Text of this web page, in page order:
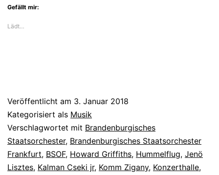
mit
Gypsy-
Gefällt mir:
Lädt…
Veröffentlicht am 3. Januar 2018
Kategorisiert als Musik
Verschlagwortet mit Brandenburgisches
Staatsorchester, Brandenburgisches Staatsorchester
Frankfurt, BSOF, Howard Griffiths, Hummelflug, Jenö
Lisztes, Kalman Cseki jr, Komm Zigany, Konzerthalle,